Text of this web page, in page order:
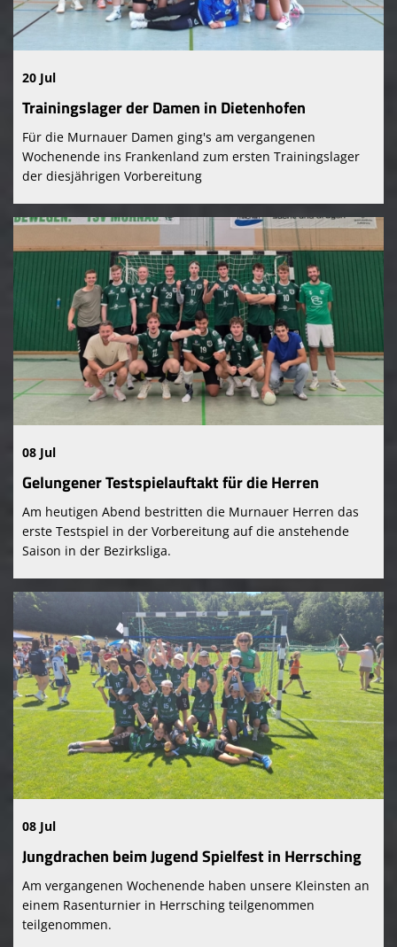
Kontaktformular
TSV Murnau 1865 e. V.
20 Jul
Trainingslager der Damen in Dietenhofen
Für die Murnauer Damen ging's am vergangenen
Wochenende ins Frankenland zum ersten Trainingslager
der diesjährigen Vorbereitung
08 Jul
Gelungener Testspielauftakt für die Herren
Am heutigen Abend bestritten die Murnauer Herren das
erste Testspiel in der Vorbereitung auf die anstehende
Saison in der Bezirksliga.
08 Jul
Jungdrachen beim Jugend Spielfest in Herrsching
Am vergangenen Wochenende haben unsere Kleinsten an
einem Rasenturnier in Herrsching teilgenommen
teilgenommen.